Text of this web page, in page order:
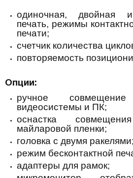
одиночная, двойная и
печать, режимы
печати;
счетчик количества
повторяемость
Опции:
ручное
видеосистемы и ПК;
оснастка
майларовой пленки;
головка с двумя ракелями;
режим бесконтактной
адаптеры для рамок;